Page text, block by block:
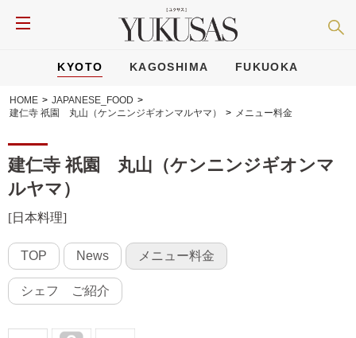
KYOTO KAGOSHIMA FUKUOKA
HOME > JAPANESE_FOOD >
建仁寺 祇園 丸山（ケンニンジギオンマルヤマ）
> メニュー料金
建仁寺 祇園 丸山（ケンニンジギオンマ
ルヤマ）
[日本料理]
TOP News メニュー料金
シェフ ご紹介